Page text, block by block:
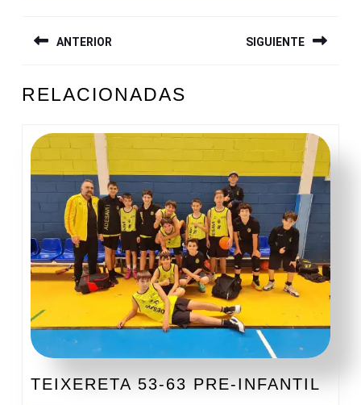
DE
ANTERIOR
anterior:
SIGUIENTE
entrada:
RELACIONADAS
TEIXERETA 53-63 PRE-INFANTIL